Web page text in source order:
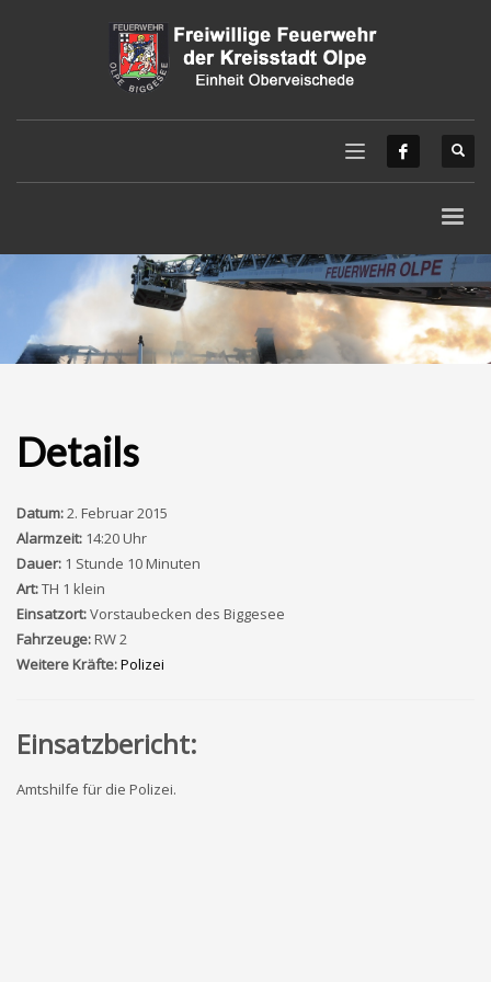
Details
Datum:2. Februar 2015
Alarmzeit: 14:20 Uhr
Dauer: 1 Stunde 10 Minuten
Art:TH 1 klein
Einsatzort:Vorstaubecken des Biggesee
Fahrzeuge:RW 2
Weitere Kräfte:Polizei
Einsatzbericht:
Amtshilfe für die Polizei.